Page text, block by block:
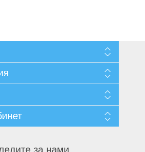
соглашение
за нами